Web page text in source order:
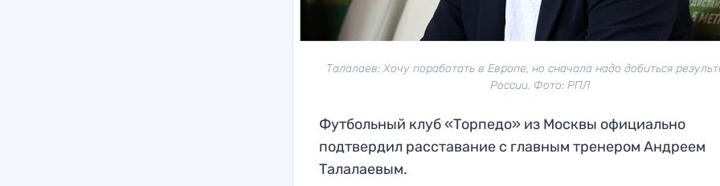
Талалаев: Хочу поработать в Европе, но сначала надо добиться
России. Фото: РПЛ
Футбольный клуб «Торпедо» из Москвы официально
подтвердил расставание с главным тренером Андреем
Талалаевым.